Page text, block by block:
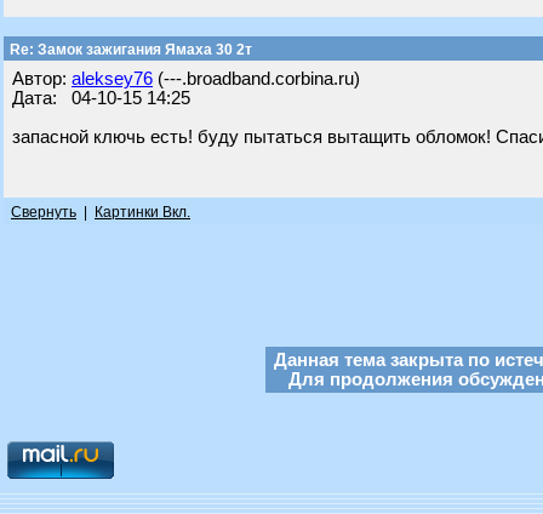
Re: Замок зажигания Ямаха 30 2т
Автор: aleksey76 (---.broadband.corbina.ru)
Дата: 04-10-15 14:25
запасной ключь есть! буду пытаться вытащить обломок!
Свернуть Картинки Вкл.
Данная тема закрыта по
Для продолжения